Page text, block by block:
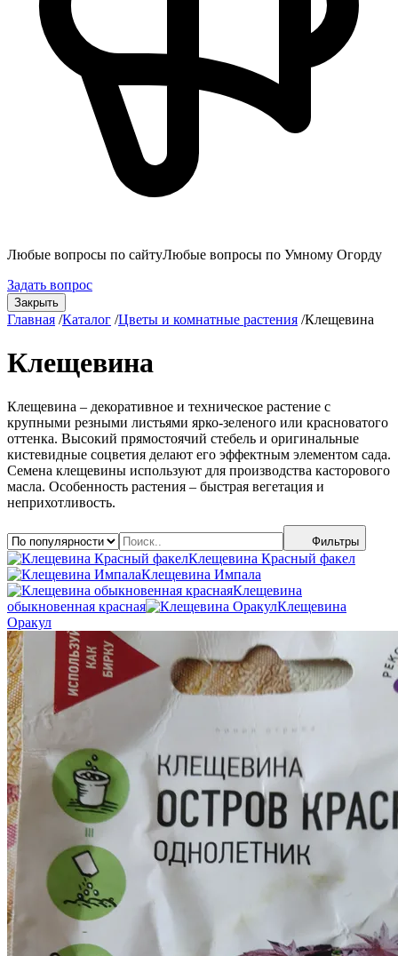
Любые вопросы по сайтуЛюбые вопросы по Умному Огорду
Задать вопрос
Закрыть
Главная /Каталог /Цветы и комнатные растения /Клещевина
Клещевина
Клещевина – декоративное и техническое растение с
крупными резными листьями ярко-зеленого или красноватого
оттенка. Высокий прямостоячий стебель и оригинальные
кистевидные соцветия делают его эффектным элементом сада.
Семена клещевины используют для производства касторового
масла. Особенность растения – быстрая вегетация и
неприхотливость.
Фильтры
Клещевина Красный факел
Клещевина Импала
Клещевина
обыкновенная красная
Клещевина
Оракул